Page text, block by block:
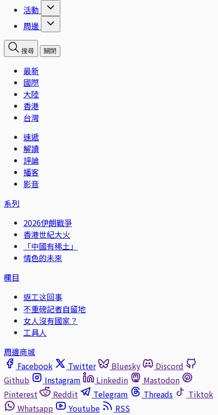
活動
周邊
搜尋 關閉
最新
國際
大陸
香港
台灣
速遞
解讀
評論
播客
影音
系列
2026伊朗戰爭
香港世紀大火
「中國有稀土」
情色的未來
欄目
返工这回事
不重磅記者自留地
女人沒有國家？
工具人
周邊商城
Facebook
Twitter Bluesky
Discord
Github
Instagram Linkedin
Mastodon
Pinterest
Reddit Telegram Threads
Tiktok
Whatsapp
Youtube
RSS